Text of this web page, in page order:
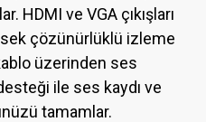
HDMI ve VGA çıkışları
çözünürlüklü izleme
üzerinden ses
ile ses kaydı ve
tamamlar.